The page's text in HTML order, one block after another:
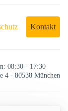
Kontakt
08:30 - 17:30
4 - 80538 München